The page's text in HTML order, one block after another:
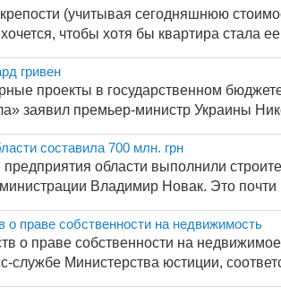
(учитывая сегодняшнюю
чтобы хотя бы квартира стала
гривен
проекты в государственном
заявил премьер-министр Украины
составила 700 млн. грн
области выполнили
Владимир Новак. Это почти
праве собственности на недвижимость
о праве собственности на
Министерства юстиции,